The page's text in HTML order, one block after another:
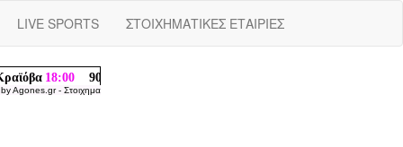
LIVE SPORTS ΣΤΟΙΧΗΜΑΤΙΚΕΣ ΕΤΑΙΡΙΕΣ
Agones.gr- Στοιχημα